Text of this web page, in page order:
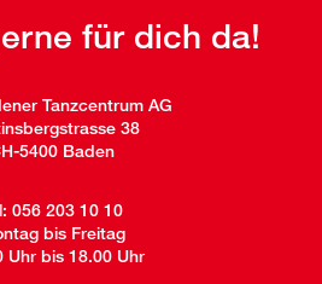
für dich da!
Tanzcentrum AG
38
5400 Baden
056 203 10 10
bis Freitag
Uhr bis 18.00 Uhr